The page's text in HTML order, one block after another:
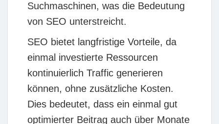
Suchmaschinen, was die Bedeutung
von SEO unterstreicht.
SEO bietet langfristige Vorteile, da
einmal investierte Ressourcen
kontinuierlich Traffic generieren
können, ohne zusätzliche Kosten.
Dies bedeutet, dass ein einmal gut
optimierter Beitrag auch über Monate